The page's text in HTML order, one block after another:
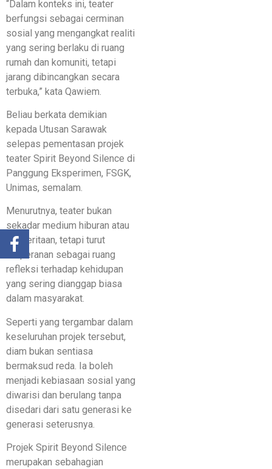
“Dalam konteks ini, teater
berfungsi sebagai cerminan
sosial yang mengangkat realiti
yang sering berlaku di ruang
rumah dan komuniti, tetapi
jarang dibincangkan secara
terbuka,” kata Qawiem.
Beliau berkata demikian
kepada Utusan Sarawak
selepas pementasan projek
teater Spirit Beyond Silence di
Panggung Eksperimen, FSGK,
Unimas, semalam.
Menurutnya, teater bukan
sekadar medium hiburan atau
penceritaan, tetapi turut
berperanan sebagai ruang
refleksi terhadap kehidupan
yang sering dianggap biasa
dalam masyarakat.
Seperti yang tergambar dalam
keseluruhan projek tersebut,
diam bukan sentiasa
bermaksud reda. Ia boleh
menjadi kebiasaan sosial yang
diwarisi dan berulang tanpa
disedari dari satu generasi ke
generasi seterusnya.
Projek Spirit Beyond Silence
merupakan sebahagian